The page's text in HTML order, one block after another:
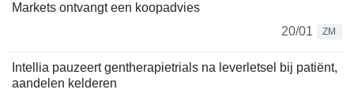
Markets ontvangt een koopadvies
20/01
ZM
Intellia pauzeert gentherapietrials na leverletsel bij patiënt,
aandelen kelderen